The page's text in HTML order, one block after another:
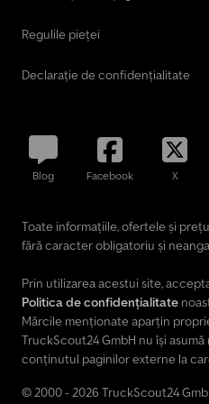
Regulile pieței
Declarație de confidențialitate
Blog Facebook X
Toate informațiile, ofertele și
fără caracter obligatoriu și
Prin utilizarea acestui site,
Politica de confidențialitate
Mărcile menționate aparțin
TruckScout24 GmbH nu își
conținutul paginilor externe la
© 2000 - 2026 TruckScout24